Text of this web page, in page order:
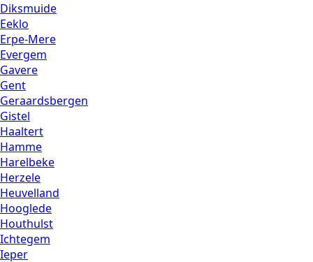
Diksmuide
Eeklo
Erpe-Mere
Evergem
Gavere
Gent
Geraardsbergen
Gistel
Haaltert
Hamme
Harelbeke
Herzele
Heuvelland
Hooglede
Houthulst
Ichtegem
Ieper